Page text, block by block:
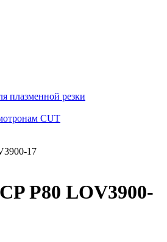
плазменной резки
CUT
17
P80 LOV3900-